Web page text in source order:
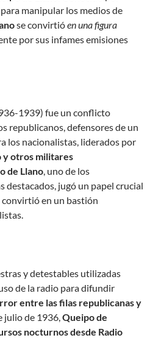
manipular los medios de
se convirtióen una figura
por sus infames emisiones
1939) fue un conflicto
republicanos, defensores de un
los nacionalistas, liderados por
y otros militares
de Llano , uno de los
destacados, jugó un papel crucial
convirtió en un bastión
y detestables utilizadas
de la radio para difundir
entre las filas republicanas y
julio de 1936, Queipo de
nocturnos desde Radio